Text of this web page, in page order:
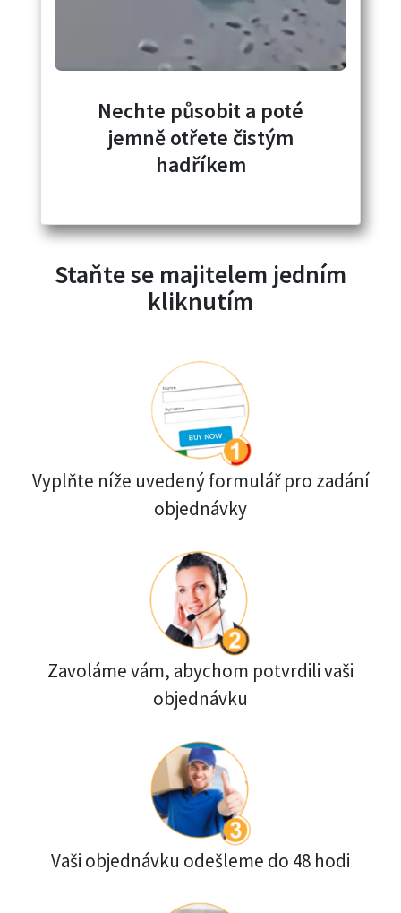
Nechte působit a poté
jemně otřete čistým
hadříkem
Staňte se majitelem jedním
kliknutím
Vyplňte níže uvedený formulář pro zadání
objednávky
Zavoláme vám, abychom potvrdili vaši
objednávku
Vaši objednávku odešleme do 48 hodi